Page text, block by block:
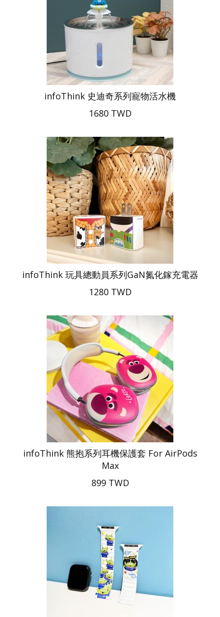
infoThink 史迪奇系列寵物活水機
1680 TWD
infoThink 玩具總動員系列GaN氮化鎵充電器
1280 TWD
infoThink 熊抱系列耳機保護套 For AirPods
Max
899 TWD